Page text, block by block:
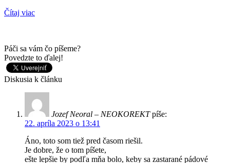
Čítaj viac
Páči sa vám čo píšeme?
Povedzte to ďalej!
Diskusia k článku
Jozef Neoral – NEOKOREKT píše:
22. apríla 2023 o 13:41
Áno, toto som tiež pred časom riešil.
Je dobre, že o tom píšete,
ešte lepšie by podľa mňa bolo, keby sa zastarané pádové